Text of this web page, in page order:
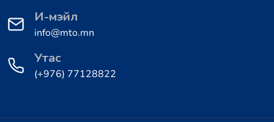
И-мэйл
info@mto.mn
Утас
(+976) 77128822